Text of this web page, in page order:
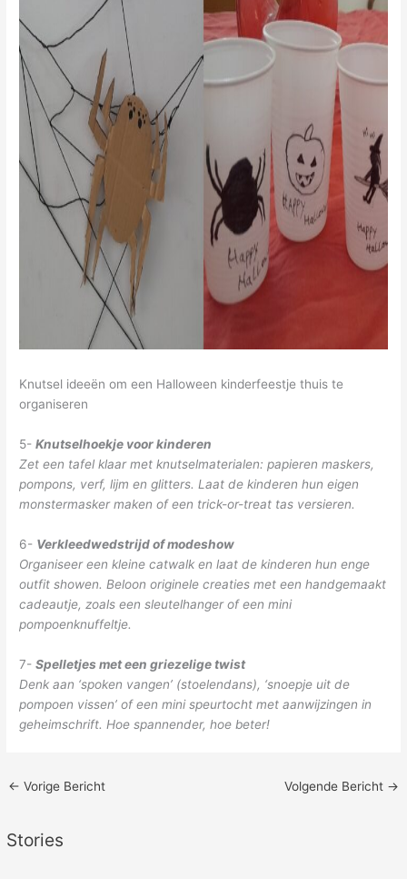
Stories
Knutsel ideeën om een Halloween kinderfeestje thuis te
organiseren
5-Knutselhoekje voor kinderen
Zet een tafel klaar met knutselmaterialen: papieren maskers,
pompons, verf, lijm en glitters. Laat de kinderen hun eigen
monstermasker maken of een trick-or-treat tas versieren.
6- Verkleedwedstrijd of modeshow
Organiseer een kleine catwalk en laat de kinderen hun enge
outfit showen. Beloon originele creaties met een handgemaakt
cadeautje, zoals een sleutelhanger of een mini
pompoenknuffeltje.
7-Spelletjes met een griezelige twist
Denk aan ‘spoken vangen’ (stoelendans), ‘snoepje uit de
pompoen vissen’ of een mini speurtocht met aanwijzingen in
geheimschrift. Hoe spannender, hoe beter!
← Vorige Bericht Volgende Bericht →